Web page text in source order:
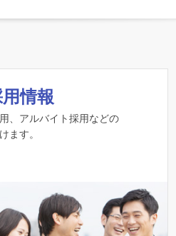
情報
、アルバイト採用などの
ます。